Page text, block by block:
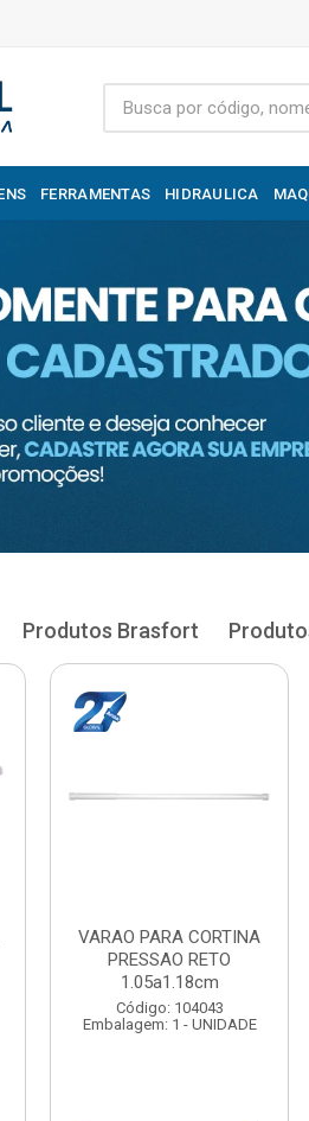
FERRAMENTAS HIDRAULICA
Produtos Brasfort
VARAO PARA CORTINA
PRESSAO RETO
1.20a1.33cm
Código: 104051
Embalagem: 1 - UNIDADE